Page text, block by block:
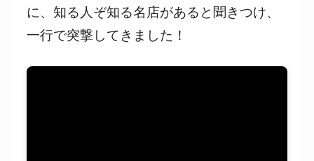
に、知る人ぞ知る名店があると聞きつけ、
一行で突撃してきました！